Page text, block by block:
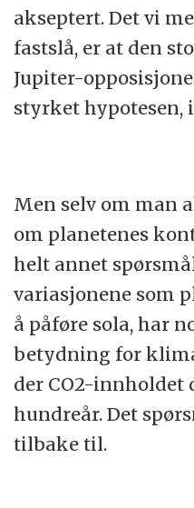
akseptert. Det vi
fastslå, er at den
Jupiter-
styrket
Men selv om man
om planetenes
helt annet
variasjonene som
å påføre sola, har
betydning for
der CO2-innholdet
hundreår. Det
tilbake til.